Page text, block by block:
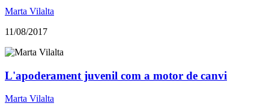
Marta Vilalta
11/08/2017
L'apoderament juvenil com a motor de canvi
Marta Vilalta